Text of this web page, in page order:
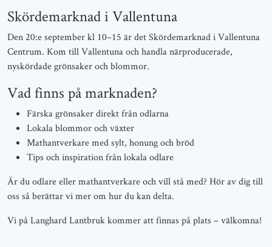
Skördemarknad i Vallentuna
Den 20:e september kl 10–15 är det Skördemarknad i Vallentuna
Centrum. Kom till Vallentuna och handla närproducerade,
nyskördade grönsaker och blommor.
Vad finns på marknaden?
Färska grönsaker direkt från odlarna
Lokala blommor och växter
Mathantverkare med sylt, honung och bröd
Tips och inspiration från lokala odlare
Är du odlare eller mathantverkare och vill stå med? Hör av dig till
oss så berättar vi mer om hur du kan delta.
Vi på Langhard Lantbruk kommer att finnas på plats – välkomna!